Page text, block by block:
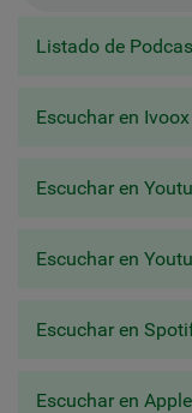
Listado de
Escuchar en Ivoox
Escuchar en
Escuchar en
Escuchar en
Escuchar en